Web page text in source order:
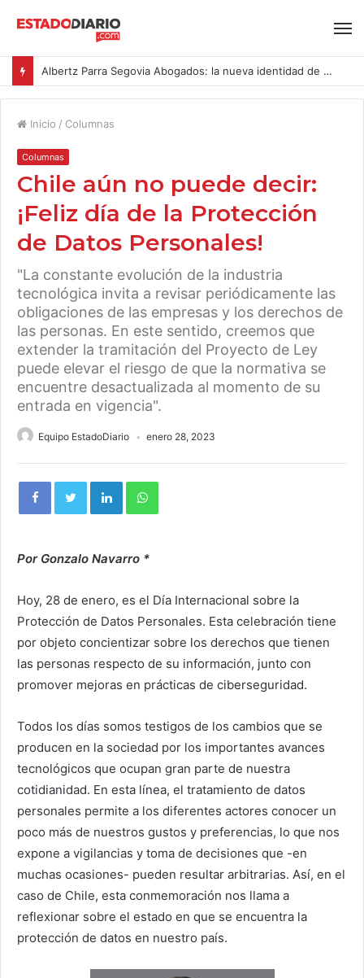
Albertz Parra Segovia Abogados: la nueva identidad de Segovia Consulting
Inicio / Columnas
Columnas
Chile aún no puede decir:
¡Feliz día de la Protección
de Datos Personales!
"La constante evolución de la industria
tecnológica invita a revisar periódicamente las
obligaciones de las empresas y los derechos de
las personas. En este sentido, creemos que
extender la tramitación del Proyecto de Ley
puede elevar el riesgo de que la normativa se
encuentre desactualizada al momento de su
entrada en vigencia".
Equipo EstadoDiario enero 28, 2023
Por Gonzalo Navarro *
Hoy, 28 de enero, es el Día Internacional sobre la
Protección de Datos Personales. Esta celebración tiene
por objeto concientizar sobre los derechos que tienen
las personas respecto de su información, junto con
promover mejoras en prácticas de ciberseguridad.
Todos los días somos testigos de los cambios que se
producen en la sociedad por los importantes avances
tecnológicos que ocupan gran parte de nuestra
cotidianidad. En esta línea, el tratamiento de datos
personales permite a los diferentes actores conocer un
poco más de nuestros gustos y preferencias, lo que nos
expone a vigilancias y toma de decisiones que -en
muchas ocasiones- pueden resultar arbitrarias. Así, en el
caso de Chile, esta conmemoración nos llama a
reflexionar sobre el estado en que se encuentra la
protección de datos en nuestro país.